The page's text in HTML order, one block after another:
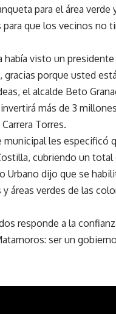
para el área verde
que los vecinos no
había visto un
porque usted
el alcalde Beto
más de 3 millones
Torres.
les especificó
cubriendo un
dijo que se
áreas verdes de las
responde a la
ser un